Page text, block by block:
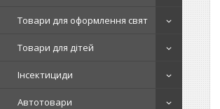
Товари для оформлення свят
Товари для дітей
Інсектициди
Автотовари